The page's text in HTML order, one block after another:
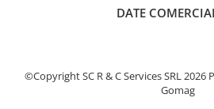
DATE
©Copyright SC R & C Services SRL 2026
Gomag